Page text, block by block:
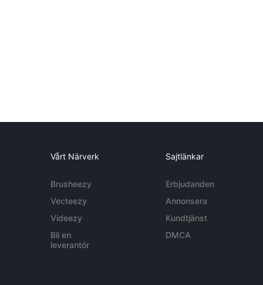
Vårt Närverk
Brusheezy
Vecteezy
Videezy
Bli en
leverantör
Sajtlänkar
Erbjudanden
Annonsera
Kundtjänst
DMCA